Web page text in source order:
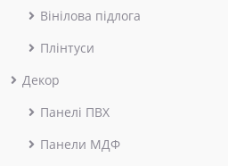
Вінілова підлога
Плінтуси
Декор
Панелі ПВХ
Панели МДФ